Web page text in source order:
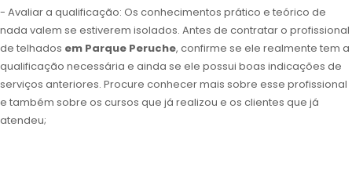
- Avaliar a qualificação: Os conhecimentos prático e teórico de
nada valem se estiverem isolados. Antes de contratar o profissional
de telhados em Parque Peruche, confirme se ele realmente tem a
qualificação necessária e ainda se ele possui boas indicações de
serviços anteriores. Procure conhecer mais sobre esse profissional
e também sobre os cursos que já realizou e os clientes que já
atendeu;